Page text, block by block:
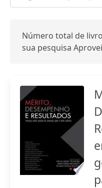
Número total de
sua pesquisa